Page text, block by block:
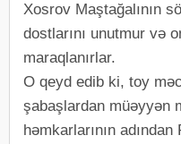
Xosrov Maştağalının
dostlarını unutmur və
maraqlanırlar.
O qeyd edib ki, toy
şabaşlardan müəyyən
həmkarlarının